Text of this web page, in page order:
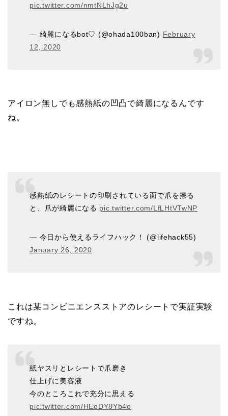
pic.twitter.com/nmtNLhJg2u
— 綺麗になるbot♡ (@ohada100ban) February
12, 2020
アイロン無しでも感熱紙の凹凸で綺麗になるんです
ね。
感熱紙のレシートの印刷されている面で爪を擦る
と、爪が綺麗になる pic.twitter.com/LfLHtVTwNP
— 今日から使えるライフハック！ (@lifehack55)
January 26, 2020
これは某コンビニエンスストアのレシートで実証実験
ですね。
紙ヤスリとレシートで爪磨き
仕上げに美容液
今のところこれで充分に思える
pic.twitter.com/HEoDY8Yb4o